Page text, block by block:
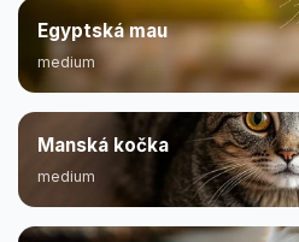
Egyptská mau
medium
Manská kočka
medium